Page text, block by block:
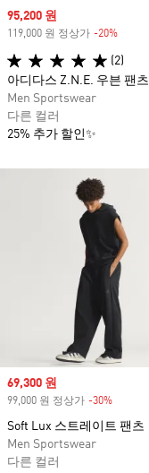
Sale price
69,300 원
99,000 원 정상가 -30%
Soft Lux 스트레이트 팬츠
Men Sportswear
다른 컬러
Sale price
95,200 원
119,000 원 정상가 -20%
(2)
아디다스 Z.N.E. 우븐 팬츠
Men Sportswear
다른 컬러
25% 추가 할인✨